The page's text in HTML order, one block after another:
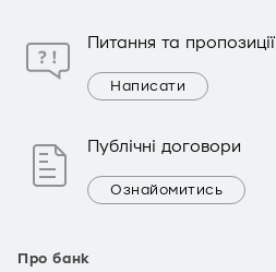
Про банк
Питання та пропозиції
Написати
Публічні договори
Ознайомитись